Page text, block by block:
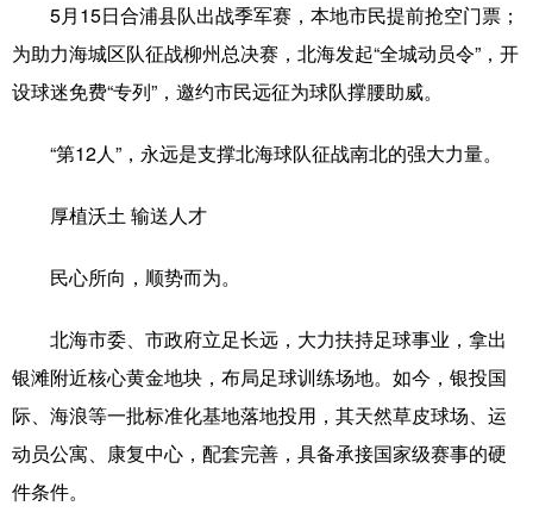
5月15日合浦县队出战季军赛，本地市民提前抢空门票；
为助力海城区队征战柳州总决赛，北海发起“全城动员令”，开
设球迷免费“专列”，邀约市民远征为球队撑腰助威。
“第12人”，永远是支撑北海球队征战南北的强大力量。
厚植沃土 输送人才
民心所向，顺势而为。
北海市委、市政府立足长远，大力扶持足球事业，拿出
银滩附近核心黄金地块，布局足球训练场地。如今，银投国
际、海浪等一批标准化基地落地投用，其天然草皮球场、运
动员公寓、康复中心，配套完善，具备承接国家级赛事的硬
件条件。